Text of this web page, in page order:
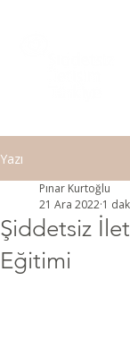
Yazı
Şiddetsiz
Eğitimi
Pınar Kurtoğlu
21 Ara 2022 1